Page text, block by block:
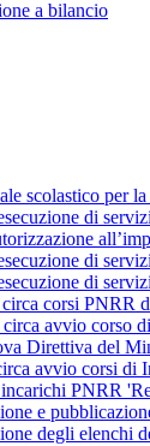
a bilancio
scolastico per
di
di
di
corsi PNRR
avvio corso
Direttiva del
avvio corsi di
PNRR
e
degli elenchi